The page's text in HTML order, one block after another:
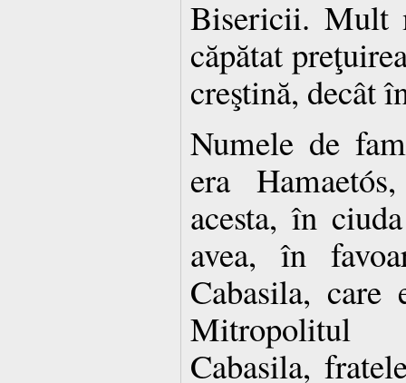
Bisericii. Mult
căpătat
creştină, decât
Numele de
era
acesta, în
avea, în
Cabasila,
Mitropolitul
Cabasila,